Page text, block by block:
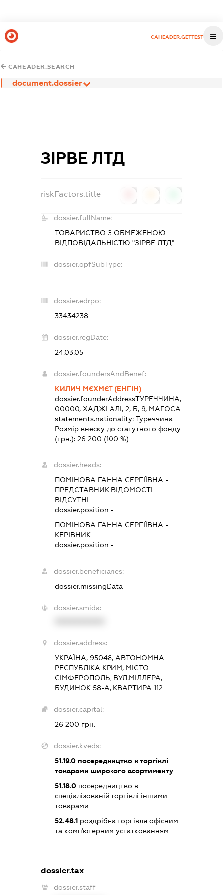
CAHEADER.GETTEST
CAHEADER.SEARCH
document.dossier
ЗІРВЕ ЛТД
riskFactors.title
dossier.fullName:
ТОВАРИСТВО З ОБМЕЖЕНОЮ
ВІДПОВІДАЛЬНІСТЮ "ЗІРВЕ ЛТД"
dossier.opfSubType:
-
dossier.edrpo:
33434238
dossier.regDate:
24.03.05
dossier.foundersAndBenef:
КИЛИЧ МЄХМЄТ (ЕНГІН)
dossier.founderAddressТУРЕЧЧИНА,
00000, ХАДЖІ АЛІ, 2, Б, 9, МАГОСА
statements.nationality: Туреччина
Розмір внеску до статутного фонду
(грн.): 26 200 (100 %)
dossier.heads:
ПОМІНОВА ГАННА СЕРГІЇВНА -
ПРЕДСТАВНИК ВІДОМОСТІ
ВІДСУТНІ
dossier.position -
ПОМІНОВА ГАННА СЕРГІЇВНА -
КЕРІВНИК
dossier.position -
dossier.beneficiaries:
dossier.missingData
dossier.smida:
dossier.address:
УКРАЇНА, 95048, АВТОНОМНА
РЕСПУБЛІКА КРИМ, МІСТО
СІМФЕРОПОЛЬ, ВУЛ.МІЛЛЕРА,
БУДИНОК 58-А, КВАРТИРА 112
dossier.capital:
26 200 грн.
dossier.kveds:
51.19.0посередництво в торгівлі
товарами широкого асортименту
51.18.0посередництво в
спеціалізованій торгівлі іншими
товарами
52.48.1роздрібна торгівля офісним
та комп'ютерним устаткованням
dossier.tax
dossier.staff